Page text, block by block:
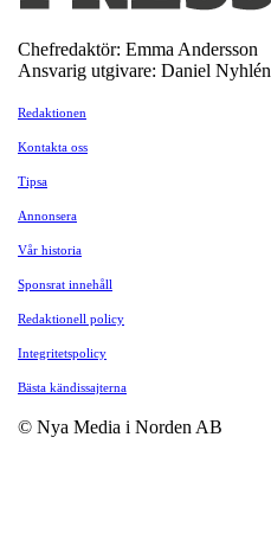
Chefredaktör: Emma Andersson
Ansvarig utgivare: Daniel Nyhlén
Redaktionen
Kontakta oss
Tipsa
Annonsera
Vår historia
Sponsrat innehåll
Redaktionell policy
Integritetspolicy
Bästa kändissajterna
© Nya Media i Norden AB